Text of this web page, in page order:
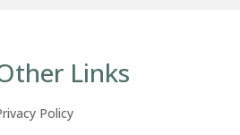
Links
Policy